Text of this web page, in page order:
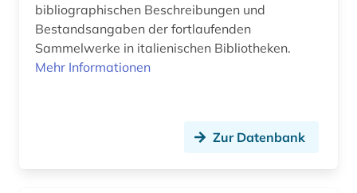
forschung (1)
bibliographischen Beschreibungen und
Bestandsangaben der fortlaufenden
Sammelwerke in italienischen Bibliotheken.
Mehr Informationen
Zur Datenbank